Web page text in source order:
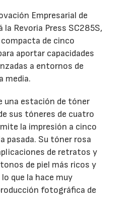
Empresarial de
la Revoria Press SC285S,
de cinco
aportar capacidades
a entornos de
media.
una estación de tóner
sus tóneres de cuatro
la impresión a cinco
pasada. Su tóner rosa
de retratos y
de piel más ricos y
que la hace muy
fotográfica de